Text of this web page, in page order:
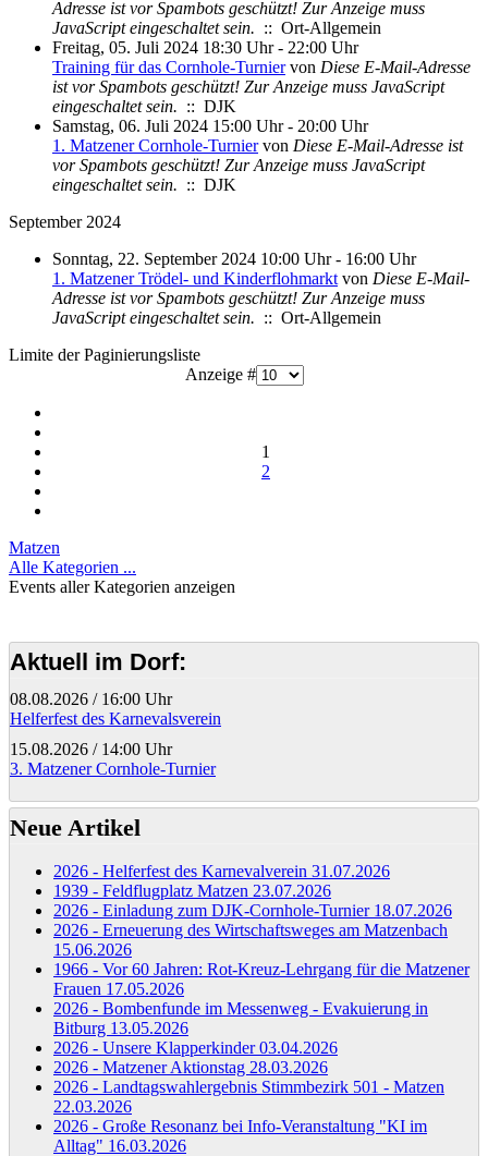
Adresse ist vor Spambots geschützt! Zur Anzeige muss
JavaScript eingeschaltet sein. :: Ort-Allgemein
Freitag, 05. Juli 2024 18:30 Uhr - 22:00 Uhr
Training für das Cornhole-Turniervon Diese E-Mail-Adresse
ist vor Spambots geschützt! Zur Anzeige muss JavaScript
eingeschaltet sein. :: DJK
Samstag, 06. Juli 2024 15:00 Uhr - 20:00 Uhr
1. Matzener Cornhole-Turniervon Diese E-Mail-Adresse ist
vor Spambots geschützt! Zur Anzeige muss JavaScript
eingeschaltet sein. :: DJK
September 2024
Sonntag, 22. September 2024 10:00 Uhr - 16:00 Uhr
1. Matzener Trödel- und Kinderflohmarkt von Diese E-Mail-
Adresse ist vor Spambots geschützt! Zur Anzeige muss
JavaScript eingeschaltet sein. :: Ort-Allgemein
Limite der Paginierungsliste
Anzeige #
1
2
Matzen
Alle Kategorien ...
Events aller Kategorien anzeigen
Aktuell im Dorf:
08.08.2026 / 16:00 Uhr
Helferfest des Karnevalsverein
15.08.2026 / 14:00 Uhr
3. Matzener Cornhole-Turnier
Neue Artikel
2026 - Helferfest des Karnevalverein 31.07.2026
1939 - Feldflugplatz Matzen 23.07.2026
2026 - Einladung zum DJK-Cornhole-Turnier 18.07.2026
2026 - Erneuerung des Wirtschaftsweges am Matzenbach
15.06.2026
1966 - Vor 60 Jahren: Rot-Kreuz-Lehrgang für die Matzener
Frauen 17.05.2026
2026 - Bombenfunde im Messenweg - Evakuierung in
Bitburg 13.05.2026
2026 - Unsere Klapperkinder03.04.2026
2026 - Matzener Aktionstag 28.03.2026
2026 - Landtagswahlergebnis Stimmbezirk 501 - Matzen
22.03.2026
2026 - Große Resonanz bei Info-Veranstaltung "KI im
Alltag" 16.03.2026